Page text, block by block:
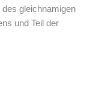
gleichnamigen
und Teil der